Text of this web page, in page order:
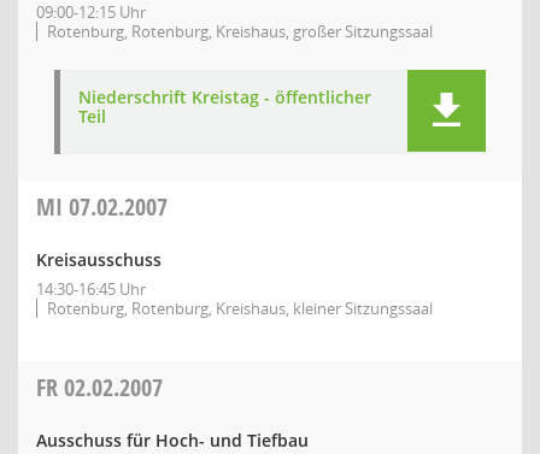
09:00-12:15 Uhr
Rotenburg, Rotenburg, Kreishaus, großer Sitzungssaal
Niederschrift Kreistag - öffentlicher
Teil
MI 07.02.2007
Kreisausschuss
14:30-16:45 Uhr
Rotenburg, Rotenburg, Kreishaus, kleiner Sitzungssaal
FR02.02.2007
Ausschuss für Hoch- und Tiefbau